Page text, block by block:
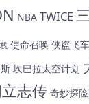
NBA TWICE
使命召唤 侠盗飞车
坎巴拉太空计划
志传 奇妙探